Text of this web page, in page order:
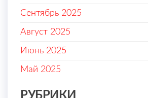
Сентябрь 2025
Август 2025
Июнь 2025
Май 2025
РУБРИКИ